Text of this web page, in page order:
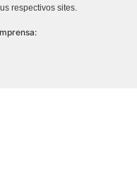
respectivos sites.